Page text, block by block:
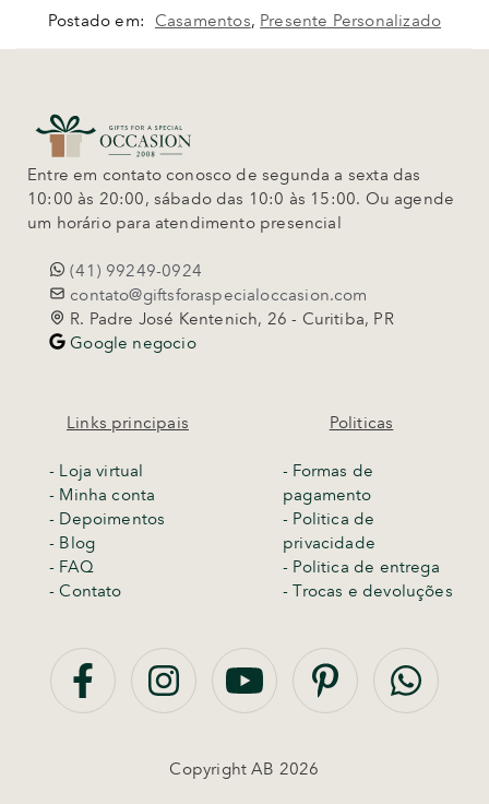
Postado em: Casamentos, Presente Personalizado
Entre em contato conosco de segunda a sexta das
10:00 às 20:00, sábado das 10:0 às 15:00. Ou agende
um horário para atendimento presencial
(41) 99249-0924
contato@giftsforaspecialoccasion.com
R. Padre José Kentenich, 26 - Curitiba, PR
Google negocio
Links principais
- Loja virtual
- Minha conta
- Depoimentos
- Blog
- FAQ
- Contato
Politicas
- Formas de
pagamento
- Politica de
privacidade
- Politica de entrega
-Trocas e devoluções
Copyright AB 2026